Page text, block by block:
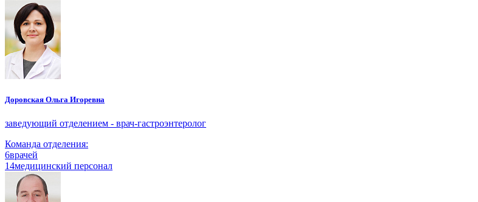
Доровская Ольга Игоревна
заведующий отделением - врач-гастроэнтеролог
Команда отделения:
6врачей
14медицинский персонал